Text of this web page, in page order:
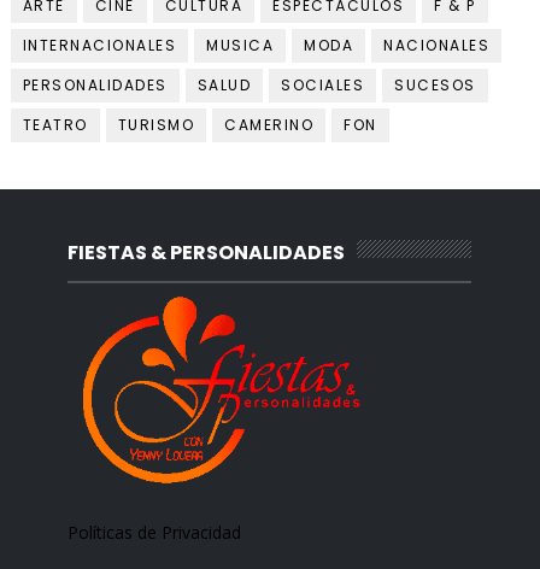
ARTE CINE CULTURA ESPECTÁCULOS
F & P
INTERNACIONALES
MUSICA MODA
NACIONALES
PERSONALIDADES
SALUD SOCIALES
SUCESOS
TEATRO
TURISMO CAMERINO FON
FIESTAS & PERSONALIDADES
Políticas de Privacidad